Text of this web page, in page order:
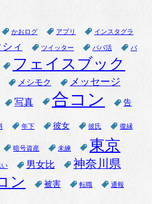
かおログ アプリ インスタグラ
ィ ツイッター パパ活 パ
フェイスブック
メシモク メッセージ
写真 合コン 告
年下 彼女 彼氏 復縁
暗号資産 未練 東京
い 男女比 神奈川県
ン 被害 転職
通報